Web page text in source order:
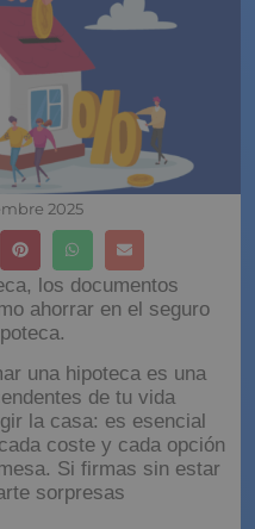
2025
los documentos
ahorrar en el seguro
una hipoteca es una
de tu vida
la casa: es esencial
coste y cada opción
Si firmas sin estar
sorpresas